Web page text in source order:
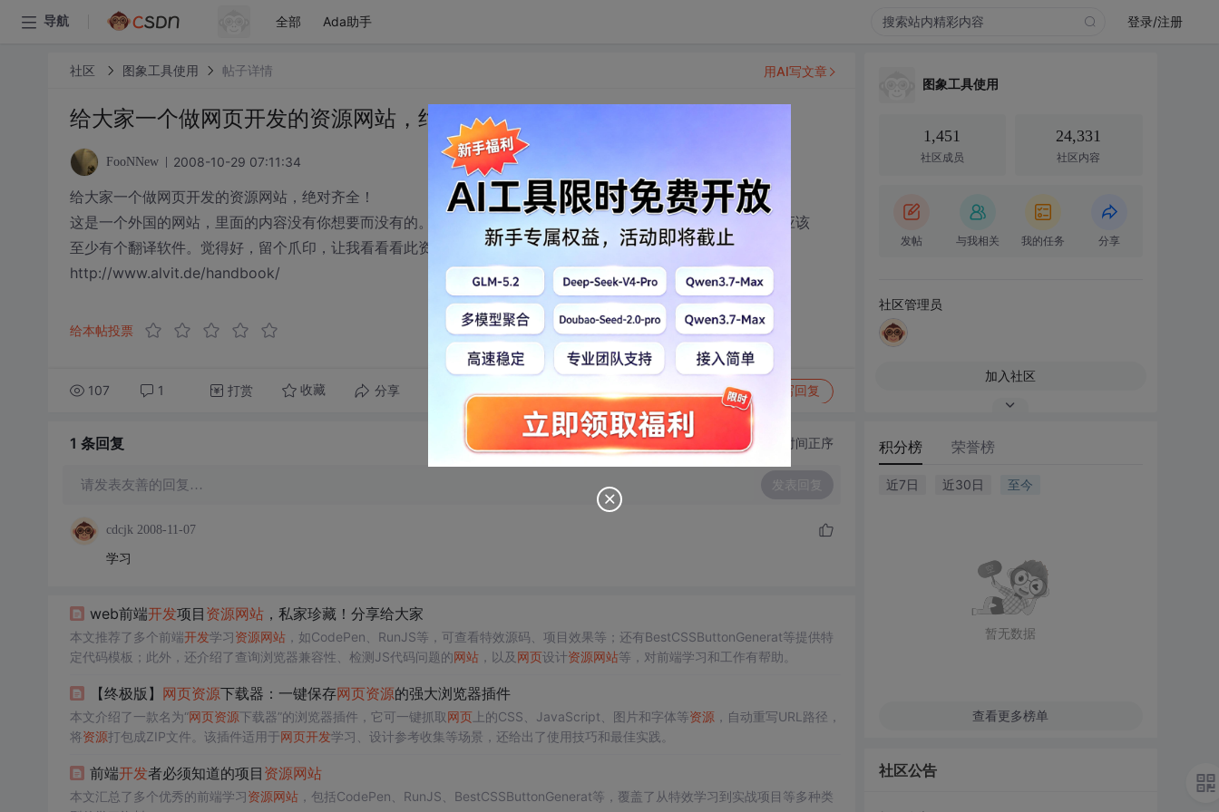
导航 全部 Ada助手 登录/注册
社区 图象工具使用 帖子详情
给大家一个做网页开发的资源网站，绝对齐全！
FooNNew 2008-10-29 07:11:34
给大家一个做网页开发的资源网站，绝对齐全！
这是一个外国的网站，里面的内容没有你想要而没有的。不过要求兄弟姐妹们要有点英语基础，英语不好那么也应该
至少有个翻译软件。觉得好，留个爪印，让我看看看此资源对大家是否有用啊！
http://www.alvit.de/handbook/
给本帖投票
107 1 打赏 收藏 分享 转发到动态 举报 写回复
用AI写文章
1 条回复 切换为时间正序
请发表友善的回复… 发表回复
cdcjk 2008-11-07
学习
web前端开发项目 资源网站，私家珍藏！分享给大家
本文推荐了多个前端开发学习资源网站，如CodePen、RunJS等，可查看特效源码、项目效果等；还有BestCSSButtonGenerat等提供特
定代码模板；此外，还介绍了查询浏览器兼容性、检测JS代码问题的网站，以及 网页设计资源网站等，对前端学习和工作有帮助。
【终极版】 网页资源下载器：一键保存网页资源的强大浏览器插件
本文介绍了一款名为“网页资源下载器”的浏览器插件，它可一键抓取网页上的CSS、JavaScript、图片和字体等资源，自动重写URL路径，
将资源打包成ZIP文件。该插件适用于网页开发学习、设计参考收集等场景，还给出了使用技巧和最佳实践。
前端开发者必须知道的项目 资源网站
本文汇总了多个优秀的前端学习资源网站，包括CodePen、RunJS、BestCSSButtonGenerat等，覆盖了从特效学习到实战项目等多种类
图象工具使用
1,451
社区成员
24,331
社区内容
发帖 与我相关 我的任务 分享
社区管理员
加入社区
积分榜 荣誉榜
近7日 近30日 至今
暂无数据
查看更多榜单
社区公告